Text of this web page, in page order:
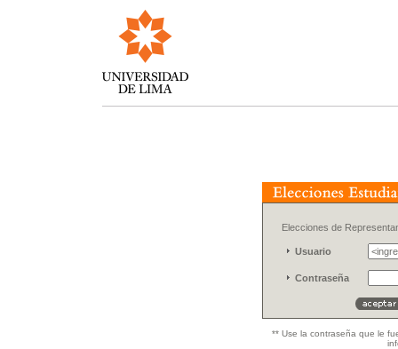
Elecciones de
Usuario
Contraseña
** Use la contraseña que le